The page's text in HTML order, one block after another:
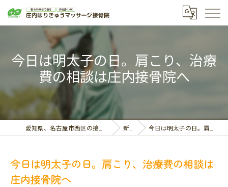
今日は明太子の日。肩こり、治療
費の相談は庄内接骨院へ
愛知県、名古屋市西区の接骨院なら庄内はりきゅうマッサージ接骨院 新着情報 今日は明太子の日。肩こり、治療費の相談は庄内接骨院へ
今日は明太子の日。肩こり、治療費の相談は
庄内接骨院へ